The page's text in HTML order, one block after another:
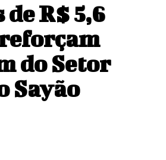
R$ 5,6
do Setor
Sayão